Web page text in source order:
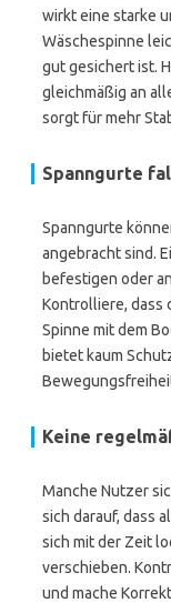
wirkt eine starke
Wäschespinne
gut gesichert ist.
gleichmäßig an
sorgt für mehr
Spanngurte
Spanngurte
angebracht sind.
befestigen oder
Kontrolliere, dass
Spinne mit dem
bietet kaum
Keine
Manche Nutzer
sich darauf, dass
sich mit der Zeit
verschieben.
und mache